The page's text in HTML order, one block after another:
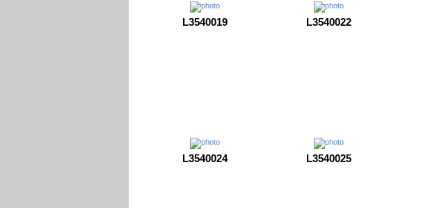
L3540019 L3540022
L3540024 L3540025